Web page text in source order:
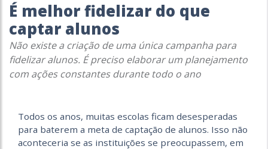
É melhor fidelizar do que
captar alunos
Não existe a criação de uma única campanha para
fidelizar alunos. É preciso elaborar um planejamento
com ações constantes durante todo o ano
Todos os anos, muitas escolas ficam desesperadas
para baterem a meta de captação de alunos. Isso não
aconteceria se as instituições se preocupassem, em